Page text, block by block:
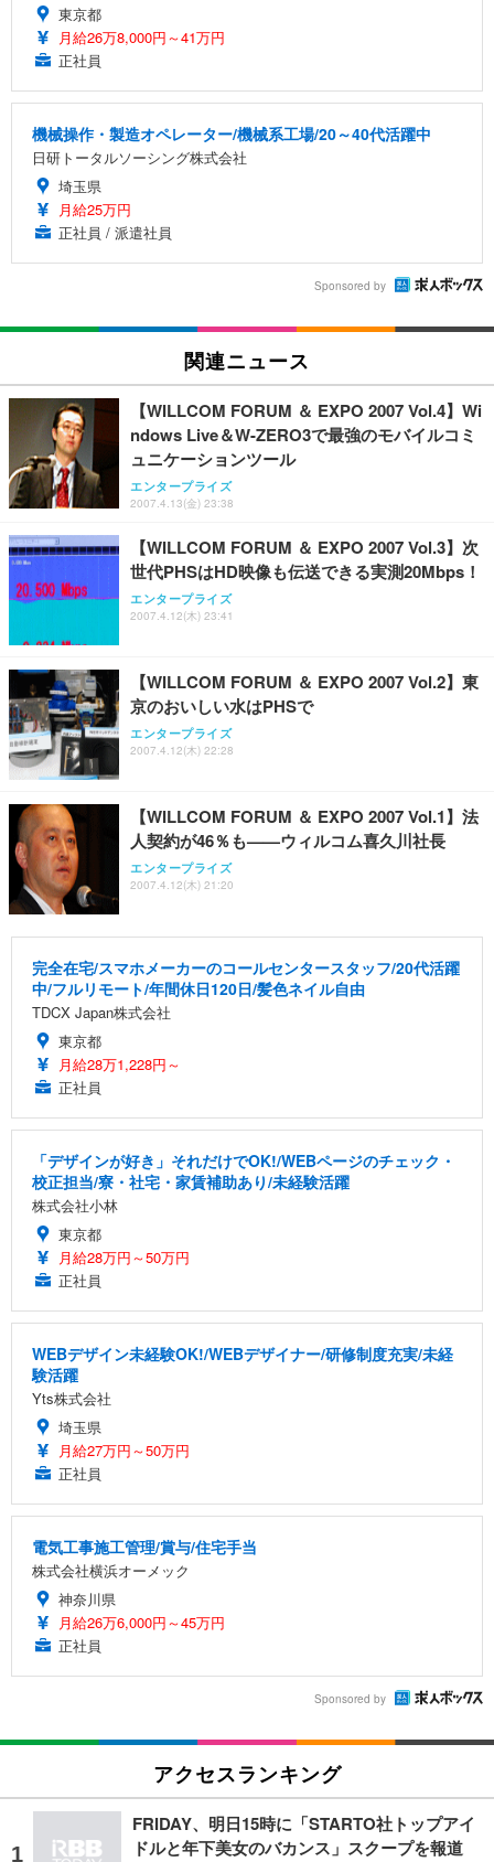
東京都
月給26万8,000円～41万円
正社員
機械操作・製造オペレーター/機械系工場/20～40代活躍中
日研トータルソーシング株式会社
埼玉県
月給25万円
正社員 / 派遣社員
Sponsored by
関連ニュース
【WILLCOM FORUM ＆ EXPO 2007 Vol.4】Wi
ndows Live＆W-ZERO3で最強のモバイルコミ
ュニケーションツール
エンタープライズ
2007.4.13(金) 23:38
【WILLCOM FORUM ＆ EXPO 2007 Vol.3】次
世代PHSはHD映像も伝送できる実測20Mbps！
エンタープライズ
2007.4.12(木) 23:41
【WILLCOM FORUM ＆ EXPO 2007 Vol.2】東
京のおいしい水はPHSで
エンタープライズ
2007.4.12(木) 22:28
【WILLCOM FORUM ＆ EXPO 2007 Vol.1】法
人契約が46％も——ウィルコム喜久川社長
エンタープライズ
2007.4.12(木) 21:20
完全在宅/スマホメーカーのコールセンタースタッフ/20代活躍
中/フルリモート/年間休日120日/髪色ネイル自由
TDCX Japan株式会社
東京都
月給28万1,228円～
正社員
「デザインが好き」それだけでOK!/WEBページのチェック・
校正担当/寮・社宅・家賃補助あり/未経験活躍
株式会社小林
東京都
月給28万円～50万円
正社員
WEBデザイン未経験OK!/WEBデザイナー/研修制度充実/未経
験活躍
Yts株式会社
埼玉県
月給27万円～50万円
正社員
電気工事施工管理/賞与/住宅手当
株式会社横浜オーメック
神奈川県
月給26万6,000円～45万円
正社員
Sponsored by
アクセスランキング
FRIDAY、明日15時に「STARTO社トップアイ
ドルと年下美女のバカンス」スクープを報道